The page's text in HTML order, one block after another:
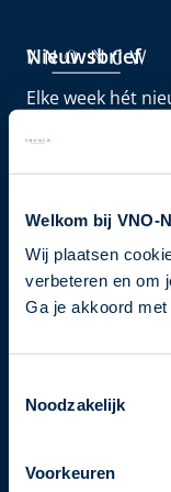
Welkom bij VNO-
Wij plaatsen
verbeteren en om
Ga je akkoord
Noodzakelijk
Voorkeuren
Nieuwsbrief
Elke week hét
je nu in voor de
Schrijf je in
Direct naar
Ons verhaal
T+31 70 349 03 49